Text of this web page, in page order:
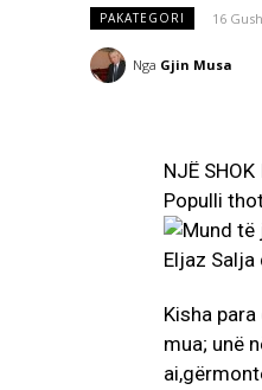
PAKATEGORI 16
Nga Gjin Musa
NJË SHOK
Populli
Kisha
mua; unë